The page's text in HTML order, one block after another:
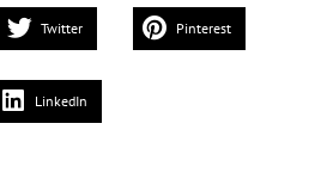
Twitter Pinterest
LinkedIn